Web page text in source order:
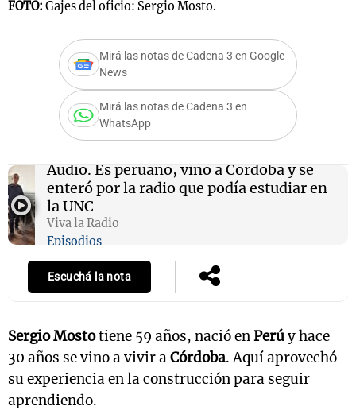
FOTO: Gajes del oficio: Sergio Mosto.
Mirá las notas de Cadena 3 en Google
News
Mirá las notas de Cadena 3 en
WhatsApp
Audio. Es peruano, vino a Córdoba y se
enteró por la radio que podía estudiar en
la UNC
Viva la Radio
Episodios
Escuchá la nota
Sergio Mostotiene 59 años, nació enPerúy hace
30 años se vino a vivir aCórdoba. Aquí aprovechó
su experiencia en la construcción para seguir
aprendiendo.